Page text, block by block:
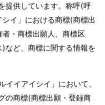
提供しています。称呼(呼
イ」における商標(商標出
・商標出願人、商標区
など、商標に関する情報を
イアイシイ」において、
の商標(商標出願・登録商